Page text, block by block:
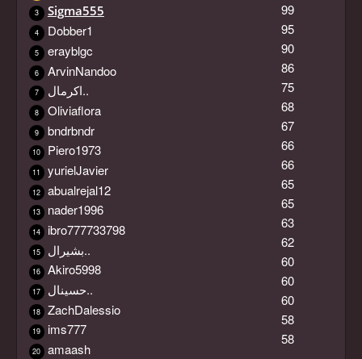
3 Sigma555
4 Dobber1
5 erayblgc
6 ArvinNandoo
7 اكرمال..
8 Oliviaflora
9 bndrbndr
10 Piero1973
11 yurielJavier
12 abualrejal12
13 nader1996
14 ibro777733798
15 بشيرال..
16 Akiro5998
17 حسينال..
18 ZachDalessio
19 ims777
20 amaash
99
95
90
86
75
68
67
66
66
65
65
63
62
60
60
60
58
58